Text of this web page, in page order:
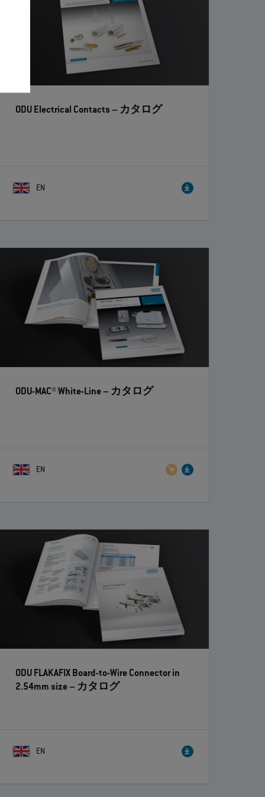
ODU Electrical Contacts– カタログ
EN
ODU-MAC® White-Line– カタログ
EN
ODU FLAKAFIX Board-to-Wire Connector in
2.54mm size– カタログ
EN